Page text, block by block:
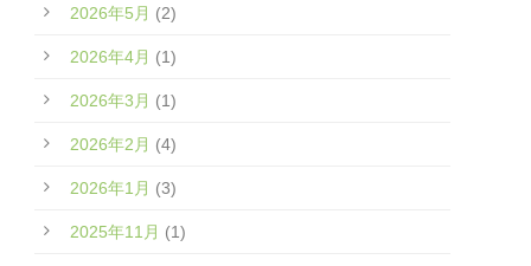
2026年5月 (2)
2026年4月 (1)
2026年3月 (1)
2026年2月 (4)
2026年1月 (3)
2025年11月 (1)